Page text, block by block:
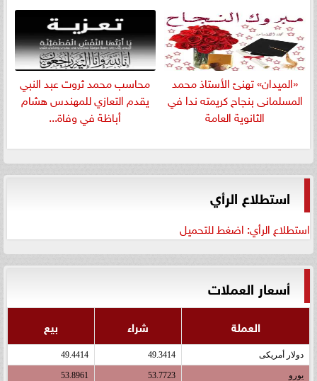
«الميدان» تهنئ الأستاذ محمد
المسلمانى بنجاح كريمته ندا في
الثانوية العامة
​محاسب محمد ثروت عبد النبي
يقدم التعازي للمهندس هشام
أباظة في وفاة...
استطلاع الرأي
استطلاع الرأي: اضغط للتحميل
أسعار العملات
العملة شراء بيع
دولار أمريكى 49.3414
49.4414
يورو 53.7723
53.8961